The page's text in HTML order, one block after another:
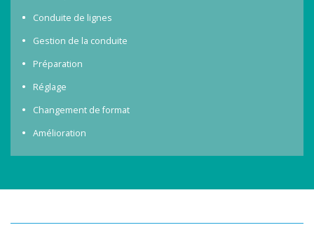
Conduite de lignes
Gestion de la conduite
Préparation
Réglage
Changement de format
Amélioration